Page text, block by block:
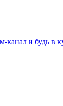
канал и будь в